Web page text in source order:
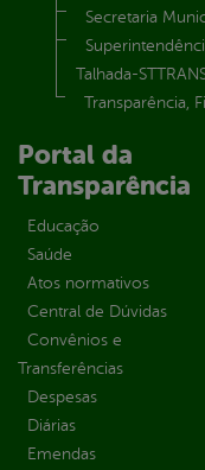
Secretaria
Talhada-
Transparência,
Portal da
Transparência
Educação
Saúde
Atos normativos
Central de Dúvidas
Convênios e
Transferências
Despesas
Diárias
Emendas